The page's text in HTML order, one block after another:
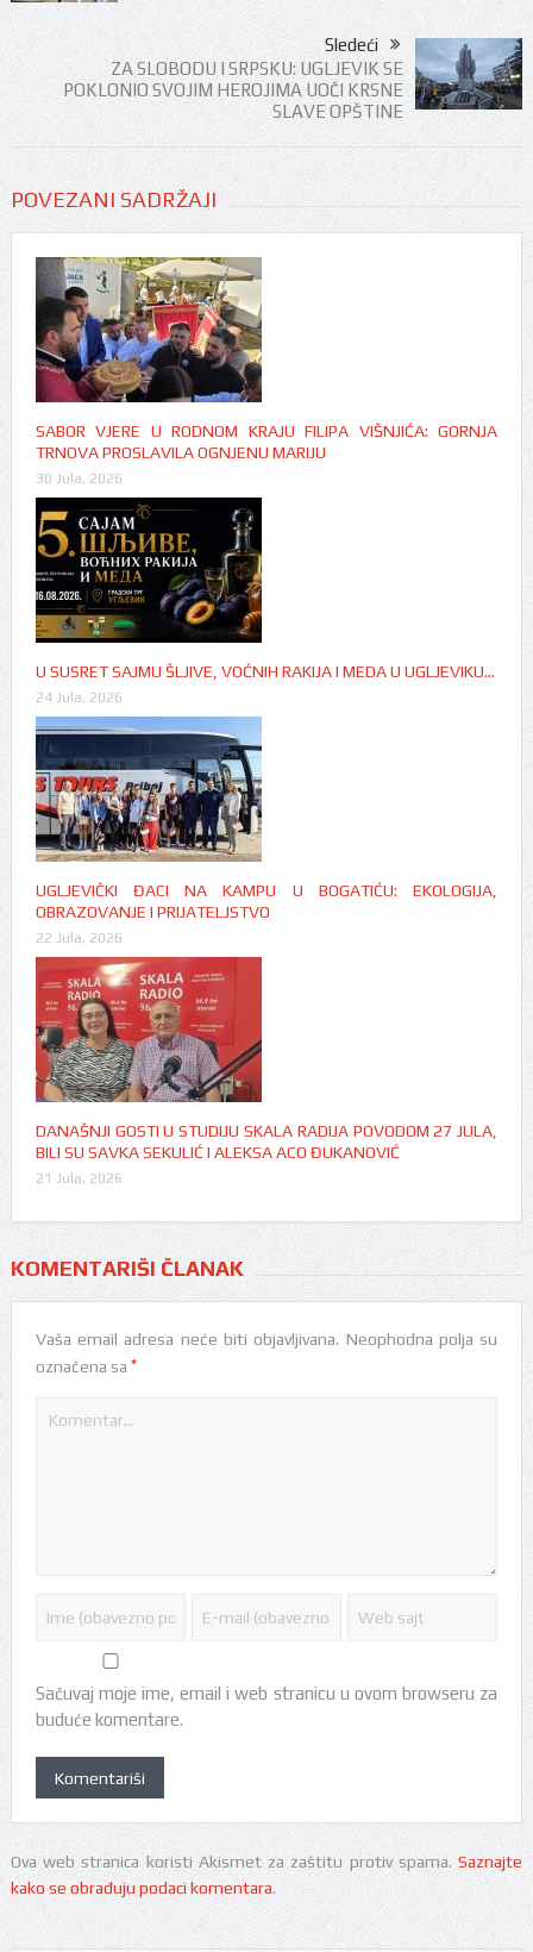
Sledeći
ZA SLOBODU I SRPSKU: UGLJEVIK SE
POKLONIO SVOJIM HEROJIMA UOČI KRSNE
SLAVE OPŠTINE
POVEZANI SADRŽAJI
SABOR VJERE U RODNOM KRAJU FILIPA VIŠNJIĆA: GORNJA
TRNOVA PROSLAVILA OGNJENU MARIJU
30 Jula, 2026
U SUSRET SAJMU ŠLJIVE, VOĆNIH RAKIJA I MEDA U UGLJEVIKU…
24 Jula, 2026
UGLJEVIČKI ĐACI NA KAMPU U BOGATIĆU: EKOLOGIJA,
OBRAZOVANJE I PRIJATELJSTVO
22 Jula, 2026
DANAŠNJI GOSTI U STUDIJU SKALA RADIJA POVODOM 27 JULA,
BILI SU SAVKA SEKULIĆ I ALEKSA ACO ĐUKANOVIĆ
21 Jula, 2026
KOMENTARIŠI ČLANAK
Vaša email adresa neće biti objavljivana. Neophodna polja su
označena sa *
Sačuvaj moje ime, email i web stranicu u ovom browseru za
buduće komentare.
Ova web stranica koristi Akismet za zaštitu protiv spama.Saznajte
kako se obrađuju podaci komentara.